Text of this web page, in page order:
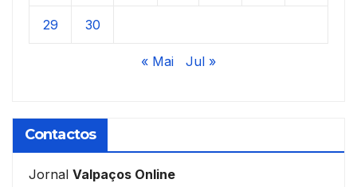
29 30
« Mai Jul »
Contactos
Jornal Valpaços Online